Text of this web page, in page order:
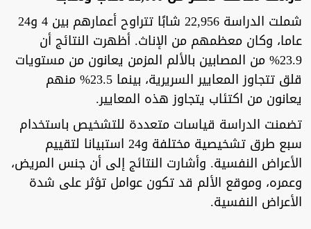
شملت الدراسة 22,956 شابًا تتراوح أعمارهم بين 4 و24
عاما، وكان معظمهم من الإناث. أظهرت النتائج أن
23.9% من المصابين بالألم المزمن يعانون من مستويات
قلق تتجاوز المعايير السريرية، بينما 23.5% منهم
يعانون من اكتئاب يتجاوز هذه المعايير.
تضمنت الدراسة قياسات متعددة للتشخيص باستخدام
سبع طرق تشخيصية مختلفة و24 استبيانا لتقييم
الأعراض النفسية. وأشارت النتائج إلى أن جنس المريض،
وعمره، وموقع الألم قد تكون عوامل تؤثر على شدة
الأعراض النفسية.